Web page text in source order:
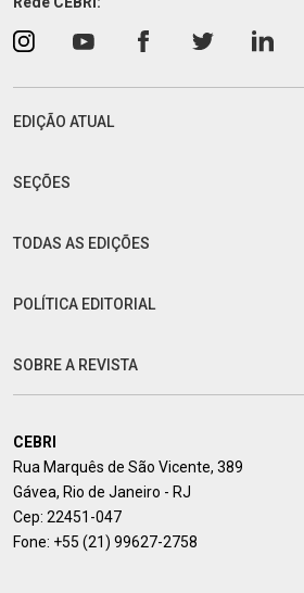
EDIÇÃO ATUAL
SEÇÕES
TODAS AS EDIÇÕES
POLÍTICA EDITORIAL
SOBRE A REVISTA
CEBRI
Rua Marquês de São Vicente, 389
Gávea, Rio de Janeiro - RJ
Cep: 22451-047
Fone: +55 (21) 99627-2758